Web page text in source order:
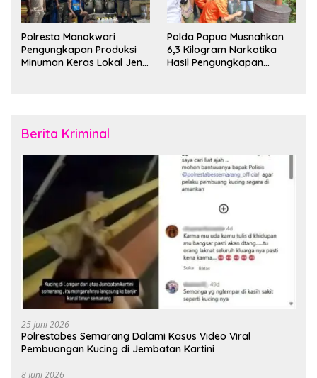
Polresta Manokwari
Pengungkapan Produksi
Minuman Keras Lokal Jenis
Polda Papua Musnahkan
6,3 Kilogram Narkotika
Hasil Pengungkapan
Berita Kriminal
25 Juni 2026
Polrestabes Semarang Dalami Kasus Video Viral
Pembuangan Kucing di Jembatan Kartini
8 Juni 2026